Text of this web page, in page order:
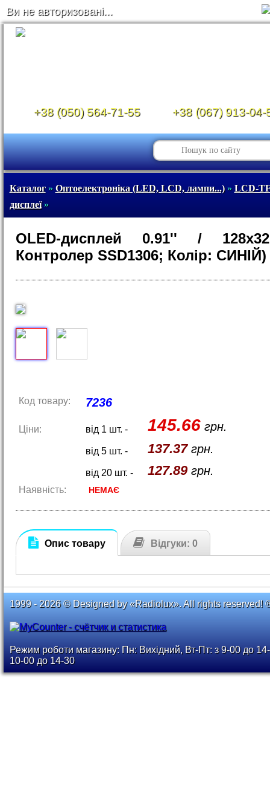
Ви не авторизовані...
+38 (050) 564-71-55 +38 (067) 913-04-
Каталог» Оптоелектроніка (LED, LCD, лампи...)» LCD-
дисплеї»
OLED-дисплей 0.91'' /
Контролер SSD1306; Колір: СИНІЙ)
Код товару: 7236
Ціни: від 1 шт. - 145.66грн.
від 5 шт. - 137.37грн.
від 20 шт. - 127.89грн.
Наявність: НЕМАЄ
Опис товару Відгуки: 0
1999 - 2026 © Designed by «Radiolux». All rights reserved!
Режим роботи магазину: Пн: Вихідний, Вт-Пт: з 9-00 до
10-00 до 14-30